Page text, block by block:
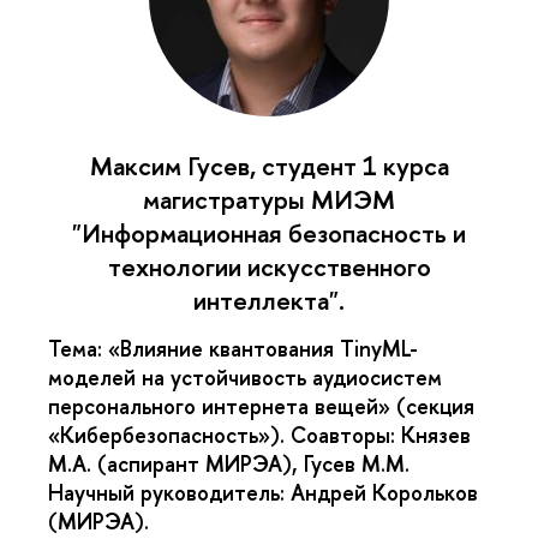
Максим Гусев, студент 1 курса
магистратуры МИЭМ
"Информационная безопасность и
технологии искусственного
интеллекта".
Тема: «Влияние квантования TinyML-
моделей на устойчивость аудиосистем
персонального интернета вещей» (секция
«Кибербезопасность»). Соавторы: Князев
М.А. (аспирант МИРЭА), Гусев М.М.
Научный руководитель: Андрей Корольков
(МИРЭА).